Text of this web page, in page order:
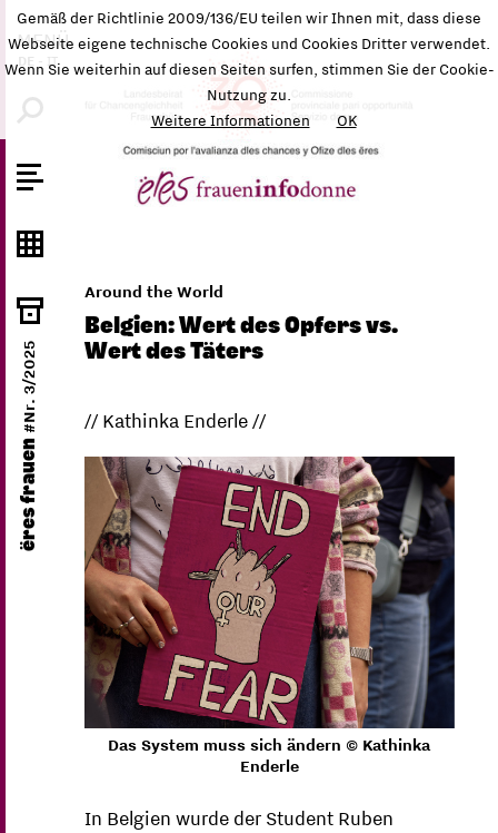
MENÜ
DE - IT
ëres frauen
#Nr. 3/2025
Around the World
Belgien: Wert des Opfers vs.
Wert des Täters
// Kathinka Enderle //
Das System muss sich ändern © Kathinka
Enderle
In Belgien wurde der Student Ruben
Gemäß der Richtlinie 2009/136/EU teilen wir Ihnen mit, dass diese
Webseite eigene technische Cookies und Cookies Dritter verwendet.
Wenn Sie weiterhin auf diesen Seiten surfen, stimmen Sie der Cookie-
Nutzung zu.
Weitere Informationen
OK